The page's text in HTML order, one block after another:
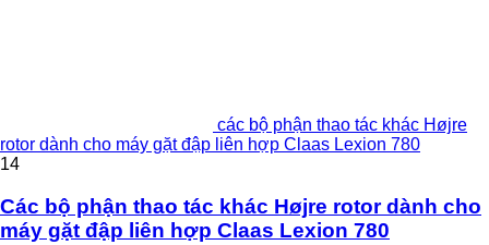
các bộ phận thao tác khác Højre
rotor dành cho máy gặt đập liên hợp Claas Lexion 780
14
Các bộ phận thao tác khác Højre rotor dành cho
máy gặt đập liên hợp Claas Lexion 780